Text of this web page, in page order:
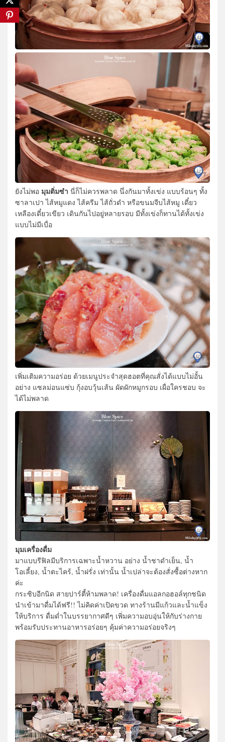
ยังไม่พอ มุมติ่มซำ นี่ก็ไม่ควรพลาด นึ่งกันมาทั้งเข่ง แบบร้อนๆ ทั้ง
ซาลาเปา ไส้หมูแดง ไส้ครีม ไส้ถั่วดำ หรือขนมจีบไส้หมู เดี๋ยว
เหลืองเดี๋ยวเขียว เดินกันไปอยู่หลายรอบ มีทั้งเข่งก็ทานได้ทั้งเข่ง
แบบไม่มีเบื่อ
เพิ่มเติมความอร่อย ด้วยเมนูประจำสุดฮอตที่คุณสั่งได้แบบไม่อั้น
อย่าง แซลม่อนแซ่บ กุ้งอบวุ้นเส้น ผัดผักหมูกรอบ เผื่อใครชอบ จะ
ได้ไม่พลาด
มุมเครื่องดื่ม
มาแบบรีฟิลมีบริการเฉพาะน้ำหวาน อย่าง น้ำชาดำเย็น, น้ำ
โอเลี้ยง, น้ำตะไคร้, น้ำฝรั่ง เท่านั้น น้ำเปล่าจะต้องสั่งซื้อต่างหาก
ค่ะ
กระซิบอีกนิด สายปาร์ตี้ห้ามพลาด! เครื่องดื่มแอลกอฮอล์ทุกชนิด
นำเข้ามาดื่มได้ฟรี!! ไม่คิดค่าเปิดขวด ทางร้านมีแก้วและน้ำแข็ง
ให้บริการ ดื่มด่ำในบรรยากาศดีๆ เพิ่มความอบอุ่นให้กับร่างกาย
พร้อมรับประทานอาหารอร่อยๆ คุ้มค่าความอร่อยจริงๆ